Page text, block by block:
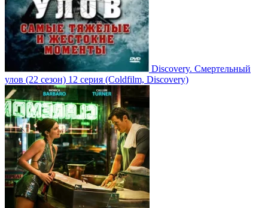
Discovery. Смертельный
улов (22 сезон) 12 серия (Coldfilm, Discovery)